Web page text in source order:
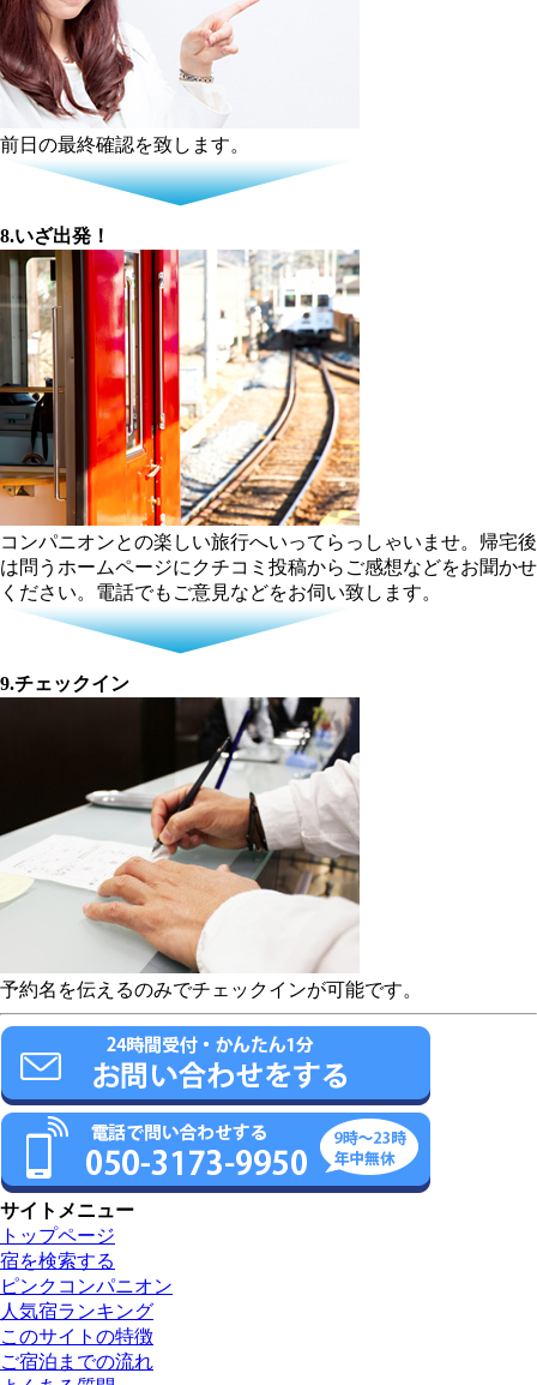
前日の最終確認を致します。
8.いざ出発！
コンパニオンとの楽しい旅行へいってらっしゃいませ。帰宅後
は問うホームページにクチコミ投稿からご感想などをお聞かせ
ください。電話でもご意見などをお伺い致します。
9.チェックイン
予約名を伝えるのみでチェックインが可能です。
サイトメニュー
トップページ
宿を検索する
ピンクコンパニオン
人気宿ランキング
このサイトの特徴
ご宿泊までの流れ